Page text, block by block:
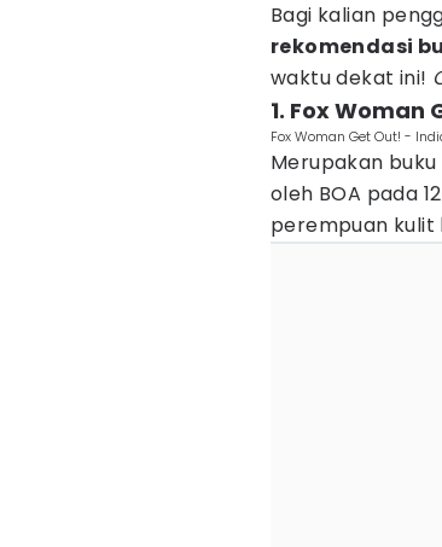
Bagi kalian
rekomendasi
waktu dekat ini!
1. Fox Woman
Fox Woman Get Out! -
Merupakan
oleh BOA pada
perempuan kulit